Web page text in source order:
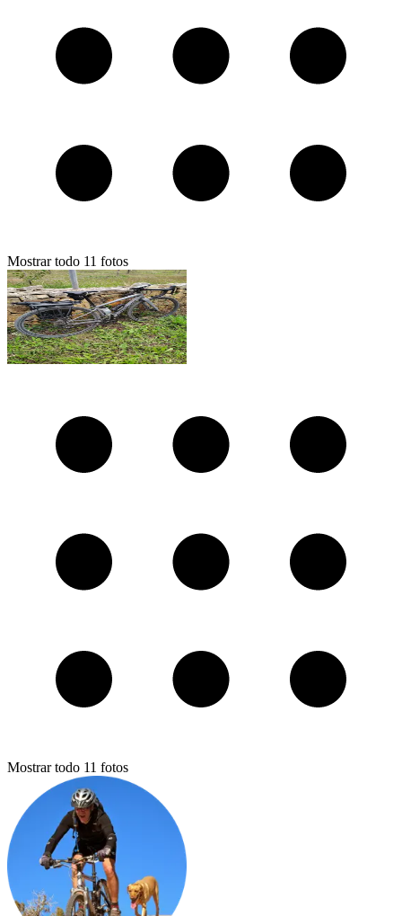
Mostrar todo 11 fotos
Mostrar todo 11 fotos